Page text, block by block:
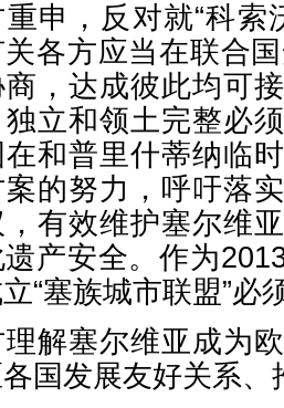
重申，反对就“科索
各方应当在联合
，达成彼此均可
立和领土完整必
和普里什蒂纳临
的努力，呼吁落
有效维护塞尔维
产安全。作为
“塞族城市联盟”必
理解塞尔维亚成为
国发展友好关系